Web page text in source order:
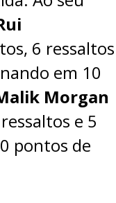
6 ressaltos
em 10
Morgan
e 5
pontos de